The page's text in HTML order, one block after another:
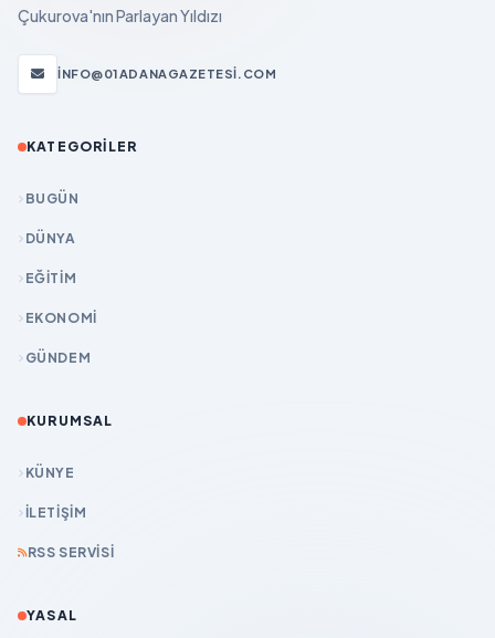
Çukurova'nın Parlayan Yıldızı
INFO@01ADANAGAZETESI.COM
KATEGORILER
BUGÜN
DÜNYA
EĞİTİM
EKONOMİ
GÜNDEM
KURUMSAL
KÜNYE
İLETIŞIM
RSS SERVISI
YASAL